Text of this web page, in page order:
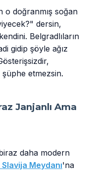
o doğranmış soğan
dersin,
Belgradlıların
gidip şöyle ağız
şüphe etmezsin.
Janjanlı Ama
daha modern
Meydanı'na